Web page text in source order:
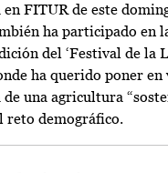
FITUR de este
ha participado en
del ‘Festival de la
ha querido poner
una agricultura
demográfico.